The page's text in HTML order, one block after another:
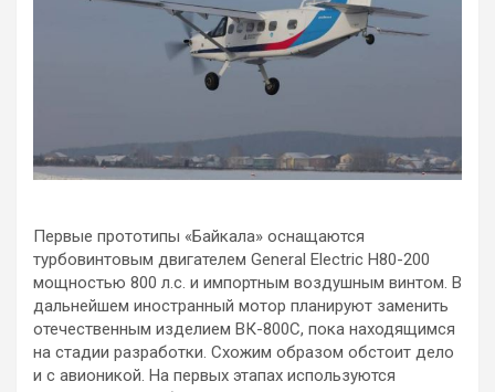
Первые прототипы «Байкала» оснащаются
турбовинтовым двигателем General Electric H80-200
мощностью 800 л.с. и импортным воздушным винтом. В
дальнейшем иностранный мотор планируют заменить
отечественным изделием ВК-800С, пока находящимся
на стадии разработки. Схожим образом обстоит дело
и с авионикой. На первых этапах используются